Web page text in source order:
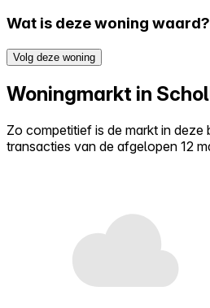
Wat is deze woning waard?
Volg deze woning
Woningmarkt in
Zo competitief is de markt in deze
transacties van de afgelopen 12